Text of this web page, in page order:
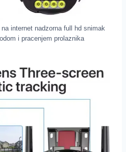
internet nadzorna full hd snimak
i pracenjem prolaznika